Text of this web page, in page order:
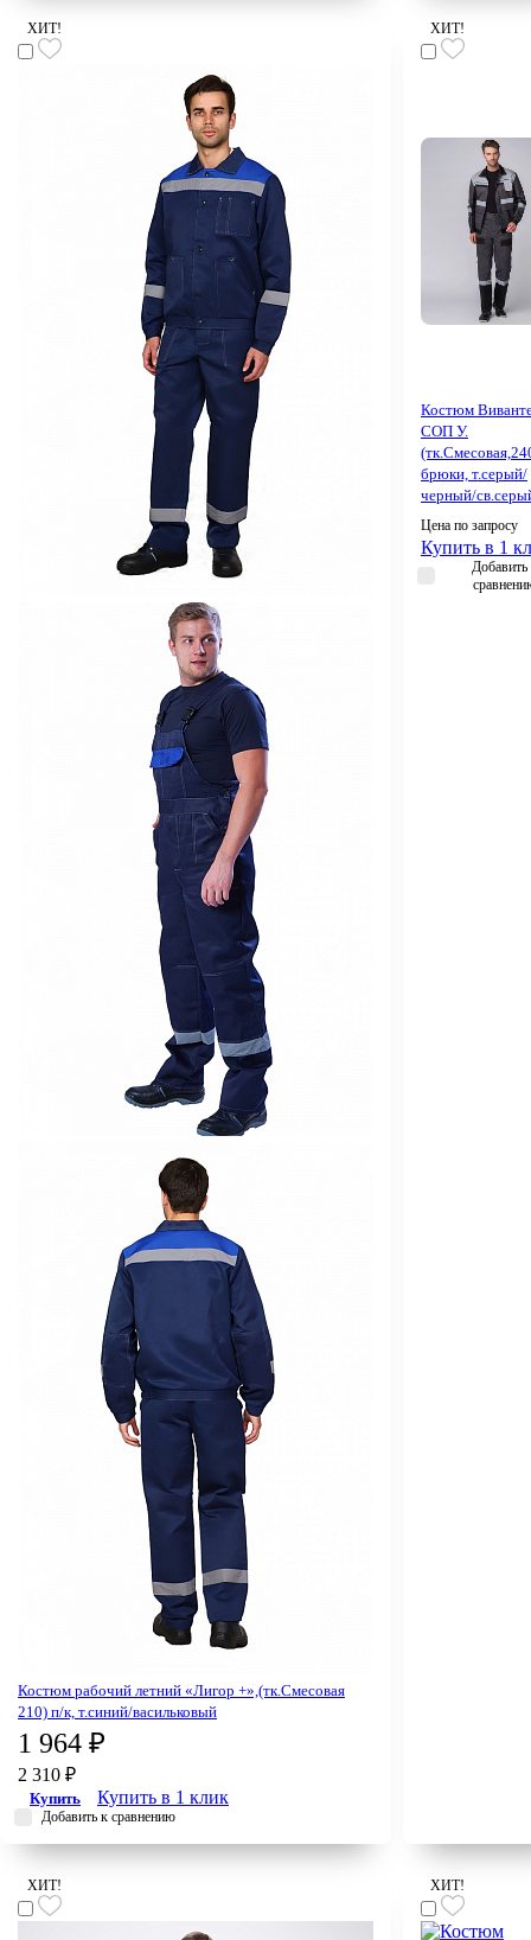
ХИТ!
Костюм рабочий летний «Лигор +»,(тк.Смесовая
210) п/к, т.синий/васильковый
1 964 ₽
2 310 ₽
Купить Купить в 1 клик
Добавить к сравнению
ХИТ!
Костюм
СОП У.
брюки, т.серый/
черный/
Цена по запросу
Купить в 1
Добавить
ХИТ! ХИТ!